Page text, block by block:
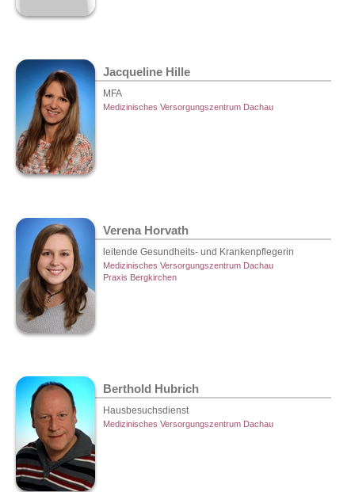
Jacqueline Hille
MFA
Medizinisches Versorgungszentrum Dachau
Verena Horvath
leitende Gesundheits- und Krankenpflegerin
Medizinisches Versorgungszentrum Dachau
Praxis Bergkirchen
Berthold Hubrich
Hausbesuchsdienst
Medizinisches Versorgungszentrum Dachau